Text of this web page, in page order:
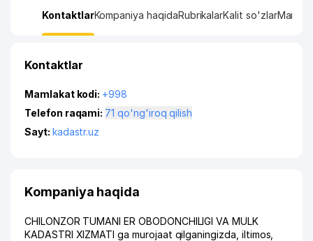
KontaktlarKompaniya haqidaRubrikalarKalit so'zlarManzil
Kontaktlar
Mamlakat kodi: +998
Telefon raqami:
71 qo'ng'iroq qilish
Sayt: kadastr.uz
Kompaniya haqida
CHILONZOR TUMANI ER OBODONCHILIGI VA MULK
KADASTRI XIZMATI ga murojaat qilganingizda, iltimos,